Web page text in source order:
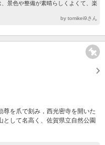
景色や整備が素晴らしくよくて、楽
by tomikei9さん
尊を爪で刻み，西光密寺を開いた
として名高く、佐賀県立自然公園